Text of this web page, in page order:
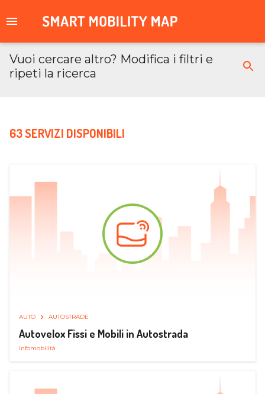
Vuoi cercare altro? Modifica i filtri e
ripeti la ricerca
63 SERVIZI DISPONIBILI
AUTO AUTOSTRADE
Autovelox Fissi e Mobili in Autostrada
Infomobilità